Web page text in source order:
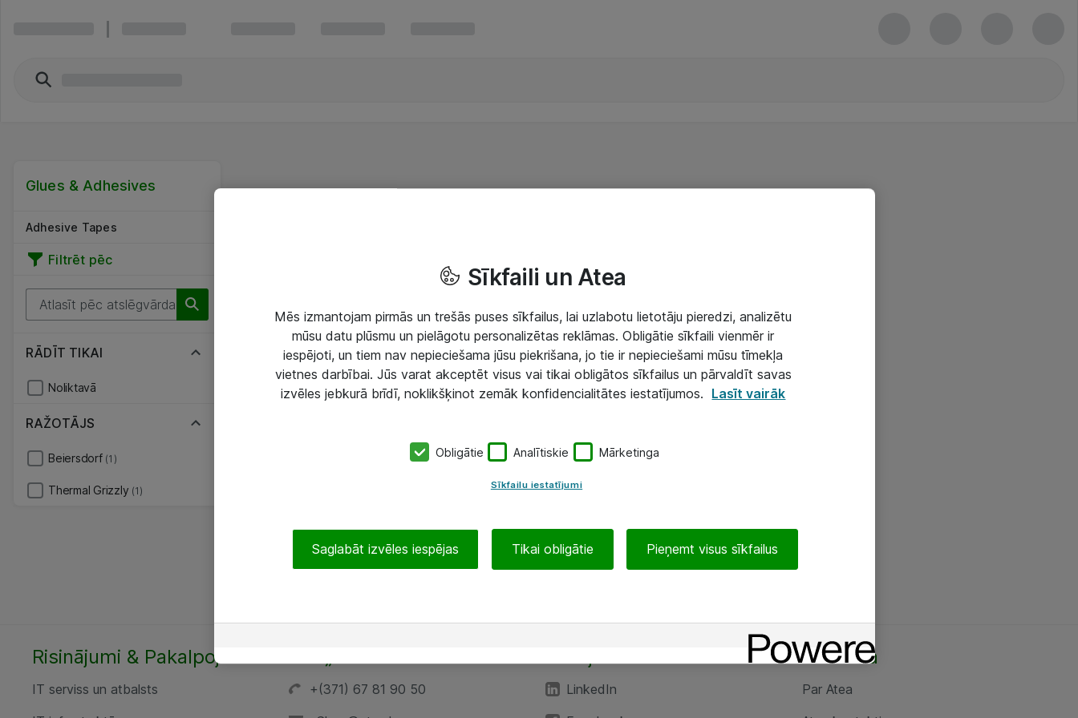
Glues & Adhesives
Adhesive Tapes
Filtrēt pēc
RĀDĪT TIKAI
Noliktavā
RAŽOTĀJS
Beiersdorf (1)
Thermal Grizzly (1)
Risinājumi & Pakalpojumi
IT serviss un atbalsts
+(371) 67 81 90 50
LinkedIn
Par Atea
Par Atea
Sīkfaili un Atea
Mēs izmantojam pirmās un trešās puses sīkfailus, lai uzlabotu lietotāju pieredzi, analizētu
mūsu datu plūsmu un pielāgotu personalizētas reklāmas. Obligātie sīkfaili vienmēr ir
iespējoti, un tiem nav nepieciešama jūsu piekrišana, jo tie ir nepieciešami mūsu tīmekļa
vietnes darbībai. Jūs varat akceptēt visus vai tikai obligātos sīkfailus un pārvaldīt savas
izvēles jebkurā brīdī, noklikšķinot zemāk konfidencialitātes iestatījumos. Lasīt vairāk
Obligātie Analītiskie Mārketinga
Sīkfailu iestatījumi
Saglabāt izvēles iespējas Tikai obligātie Pieņemt visus sīkfailus